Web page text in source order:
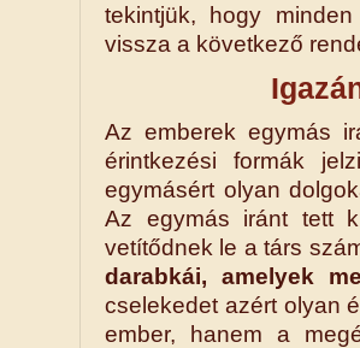
tekintjük, hogy
vissza a következő
Az emberek egymás
érintkezési formák
egymásért olyan
Az egymás iránt tett
vetítődnek le a társ
darabkái, amelyek
cselekedet azért olyan
ember, hanem a